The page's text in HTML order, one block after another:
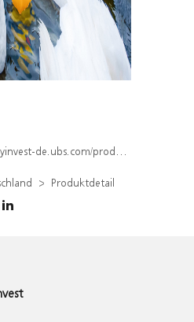
produkt/detail/index/isin/DE000WA6J9B2
Produktdetail